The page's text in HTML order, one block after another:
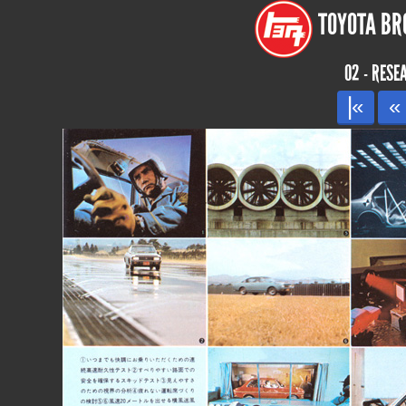
TOYOTA
02 -
|«
«